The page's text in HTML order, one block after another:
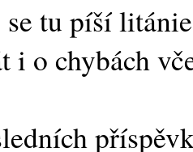
tu píší
i o chybách